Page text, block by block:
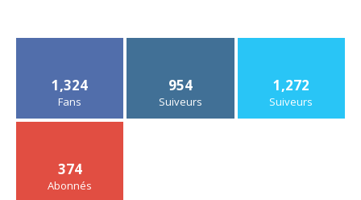
1,324
Fans
954
Suiveurs
1,272
Suiveurs
374
Abonnés